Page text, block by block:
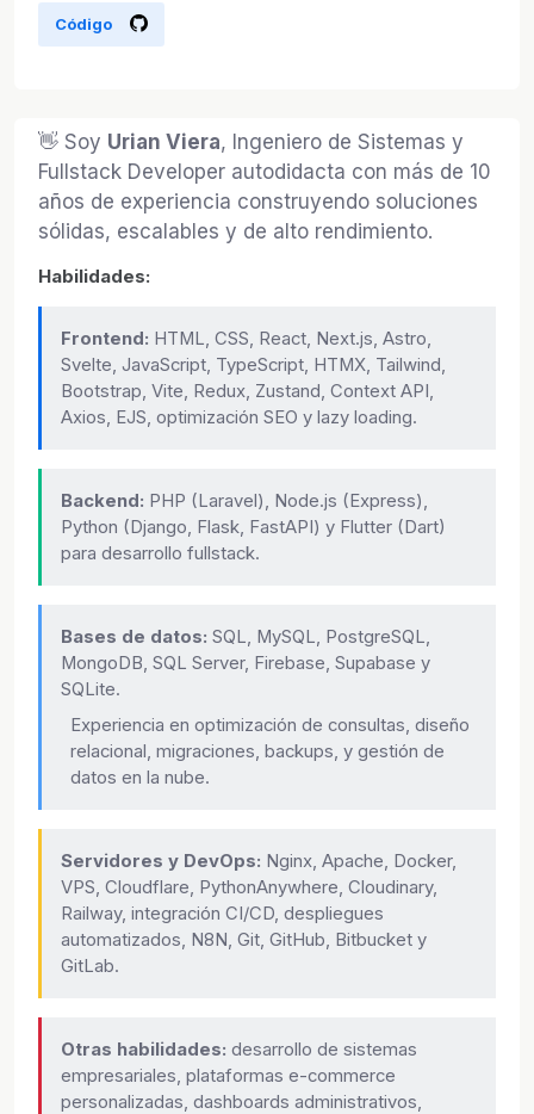
Código
👋 Soy Urian Viera, Ingeniero de Sistemas y
Fullstack Developer autodidacta con más de 10
años de experiencia construyendo soluciones
sólidas, escalables y de alto rendimiento.
Habilidades:
Frontend: HTML, CSS, React, Next.js, Astro,
Svelte, JavaScript, TypeScript, HTMX, Tailwind,
Bootstrap, Vite, Redux, Zustand, Context API,
Axios, EJS, optimización SEO y lazy loading.
Backend: PHP (Laravel), Node.js (Express),
Python (Django, Flask, FastAPI) y Flutter (Dart)
para desarrollo fullstack.
Bases de datos: SQL, MySQL, PostgreSQL,
MongoDB, SQL Server, Firebase, Supabase y
SQLite.
Experiencia en optimización de consultas, diseño
relacional, migraciones, backups, y gestión de
datos en la nube.
Servidores y DevOps: Nginx, Apache, Docker,
VPS, Cloudflare, PythonAnywhere, Cloudinary,
Railway, integración CI/CD, despliegues
automatizados, N8N, Git, GitHub, Bitbucket y
GitLab.
Otras habilidades: desarrollo de sistemas
empresariales, plataformas e-commerce
personalizadas, dashboards administrativos,